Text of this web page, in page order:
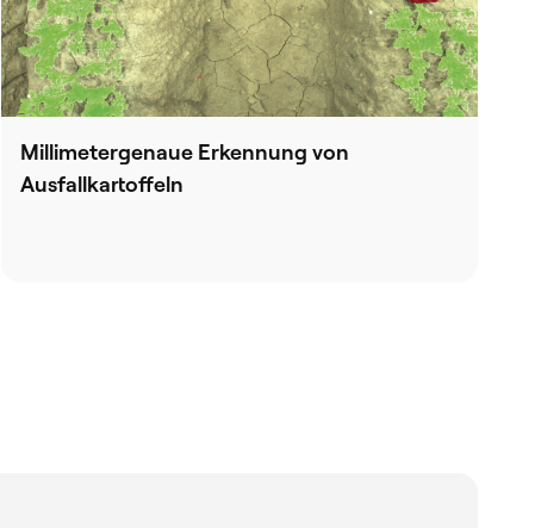
Millimetergenaue Erkennung von
Ausfallkartoffeln